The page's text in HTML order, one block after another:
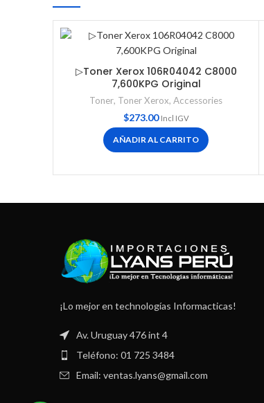
▷Toner Xerox 106R04042 C8000
7,600KPG Original
Toner, Toner Xerox, Accessories
$273.00 Incl IGV
AÑADIR AL CARRITO
¡Lo mejor en technologías Informacticas!
Av. Uruguay 476 int 4
Teléfono: 01 725 3484
Email: ventas.lyans@gmail.com